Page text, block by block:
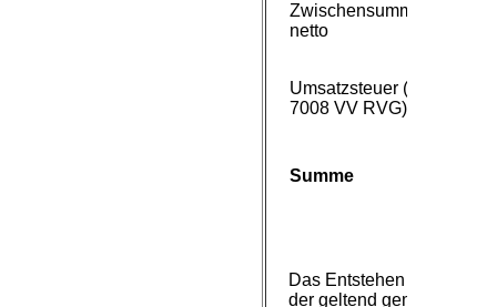
Zwischensumme
netto
Umsatzsteuer (Nr.
7008 VV RVG)
Summe
Das Entstehen und die
der geltend gemachten